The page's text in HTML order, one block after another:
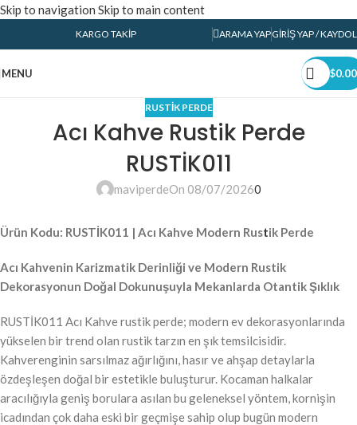
Skip to navigation Skip to main content
KARGO TAKIP ARAMA YAPGIRIŞ YAP / KAYDOL
MENU $0.00
RUSTIK PERDE
Acı Kahve Rustik Perde
RUSTİK011
maviperdeOn 08/07/20260
Ürün Kodu: RUSTİK011 | Acı Kahve Modern Rustik Perde
Acı Kahvenin Karizmatik Derinliği ve Modern Rustik
Dekorasyonun Doğal Dokunuşuyla Mekanlarda Otantik Şıklık
RUSTİK011 Acı Kahve rustik perde; modern ev dekorasyonlarında
yükselen bir trend olan rustik tarzın en şık temsilcisidir.
Kahverenginin sarsılmaz ağırlığını, hasır ve ahşap detaylarla
özdeşleşen doğal bir estetikle buluşturur. Kocaman halkalar
aracılığıyla geniş borulara asılan bu geleneksel yöntem, kornişin
icadından çok daha eski bir geçmişe sahip olup bugün modern